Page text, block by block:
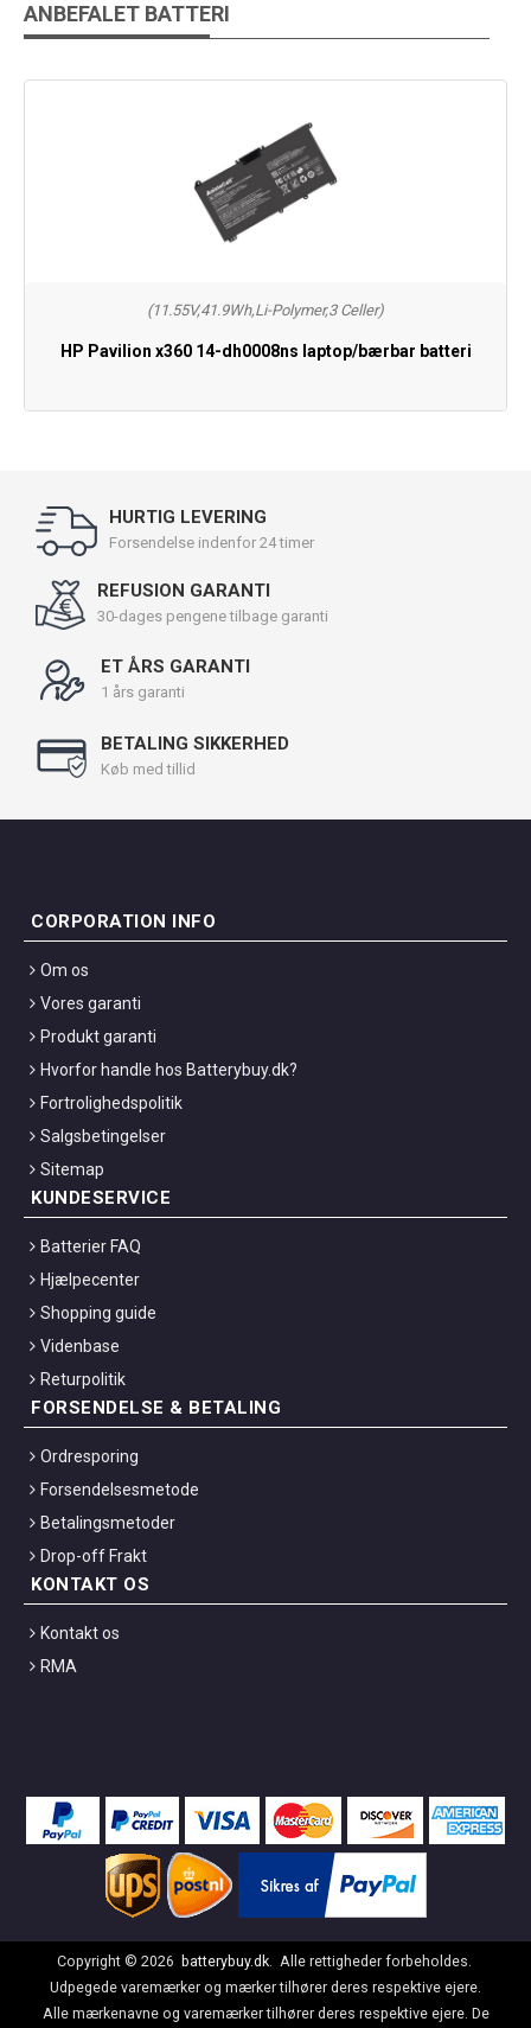
ANBEFALET BATTERI
(11.55V,41.9Wh,Li-Polymer,3 Celler)
HP Pavilion x360 14-dh0008ns laptop/bærbar batteri
HURTIG LEVERING
Forsendelse indenfor 24 timer
REFUSION GARANTI
30-dages pengene tilbage garanti
ET ÅRS GARANTI
1 års garanti
BETALING SIKKERHED
Køb med tillid
CORPORATION INFO
Om os
Vores garanti
Produkt garanti
Hvorfor handle hos Batterybuy.dk?
Fortrolighedspolitik
Salgsbetingelser
Sitemap
KUNDESERVICE
Batterier FAQ
Hjælpecenter
Shopping guide
Videnbase
Returpolitik
FORSENDELSE & BETALING
Ordresporing
Forsendelsesmetode
Betalingsmetoder
Drop-off Frakt
KONTAKT OS
Kontakt os
RMA
Copyright © 2026 batterybuy.dk. Alle rettigheder forbeholdes.
Udpegede varemærker og mærker tilhører deres respektive ejere.
Alle mærkenavne og varemærker tilhører deres respektive ejere. De